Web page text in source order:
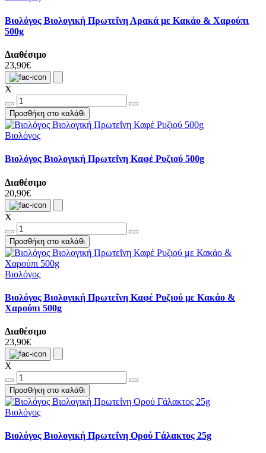
Βιολόγος Βιολογική Πρωτεΐνη Αρακά με Κακάο & Χαρούπι
500g
Διαθέσιμο
23,90€
X
Προσθήκη στο καλάθι
Βιολόγος
Βιολόγος Βιολογική Πρωτεΐνη Καφέ Ρυζιού 500g
Διαθέσιμο
20,90€
X
Προσθήκη στο καλάθι
Βιολόγος
Βιολόγος Βιολογική Πρωτεΐνη Καφέ Ρυζιού με Κακάο &
Χαρούπι 500g
Διαθέσιμο
23,90€
X
Προσθήκη στο καλάθι
Βιολόγος
Βιολόγος Βιολογική Πρωτεΐνη Ορού Γάλακτος 25g